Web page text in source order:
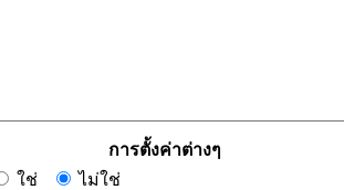
การตั้งค่าต่างๆ
ใช่
ไม่ใช่